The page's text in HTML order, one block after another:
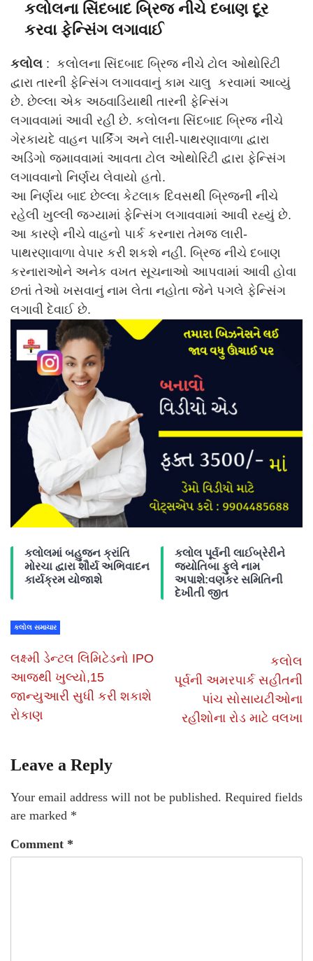
કલોલના સિંદબાદ બ્રિજ નીચે દબાણ દૂર
કરવા ફેન્સિંગ લગાવાઈ
કલોલ : કલોલના સિંદબાદ બ્રિજ નીચે ટોલ ઓથોરિટી
દ્વારા તારની ફેન્સિંગ લગાવવાનું કામ ચાલુ કરવામાં આવ્યું
છે. છેલ્લા એક અઠવાડિયાથી તારની ફેન્સિંગ
લગાવવામાં આવી રહી છે. કલોલના સિંદબાદ બ્રિજ નીચે
ગેરકાયદે વાહન પાર્કિંગ અને લારી-પાથરણાવાળા દ્વારા
અડિંગો જમાવવામાં આવતા ટોલ ઓથોરિટી દ્વારા ફેન્સિંગ
લગાવવાનો નિર્ણય લેવાયો હતો.
આ નિર્ણય બાદ છેલ્લા કેટલાક દિવસથી બ્રિજની નીચે
રહેલી ખુલ્લી જગ્યામાં ફેન્સિંગ લગાવવામાં આવી રહ્યું છે.
આ કારણે નીચે વાહનો પાર્ક કરનારા તેમજ લારી-
પાથરણાવાળા વેપાર કરી શકશે નહીં. બ્રિજ નીચે દબાણ
કરનારાઓને અનેક વખત સૂચનાઓ આપવામાં આવી હોવા
છતાં તેઓ ખસવાનું નામ લેતા નહોતા જેને પગલે ફેન્સિંગ
લગાવી દેવાઈ છે.
કલોલમાં બહુજન ક્રાંતિ
મોરચા દ્વારા શૌર્ય અભિવાદન
કાર્યક્રમ યોજાશે
કલોલ પૂર્વની લાઈબ્રેરીને
જ્યોતિબા ફુલે નામ
અપાશે:વણકર સમિતિની
દેખીતી જીત
કલોલ સમાચાર
લક્ષ્મી ડેન્ટલ લિમિટેડનો IPO
આજથી ખુલ્યો,15
જાન્યુઆરી સુધી કરી શકાશે
રોકાણ
કલોલ
પૂર્વની અમરપાર્ક સહીતની
પાંચ સોસાયટીઓના
રહીશોના રોડ માટે વલખા
Leave a Reply
Your email address will not be published. Required fields
are marked *
Comment *